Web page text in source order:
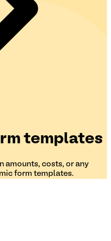
templates
amounts, costs, or any
form templates.